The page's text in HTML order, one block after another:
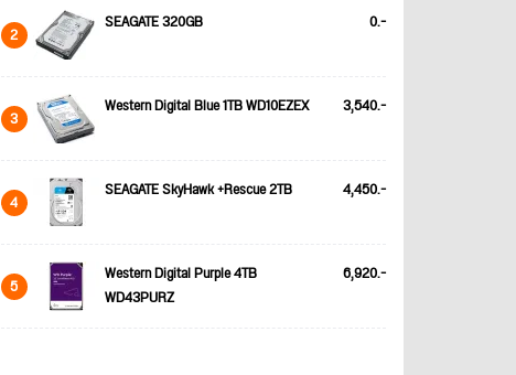
2 SEAGATE 320GB 0.-
3 Western Digital Blue 1TB WD10EZEX 3,540.-
4 SEAGATE SkyHawk +Rescue 2TB 4,450.-
5
Western Digital Purple 4TB
WD43PURZ
6,920.-